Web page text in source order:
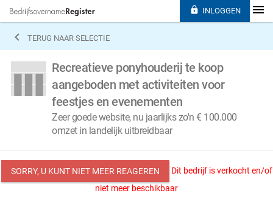
 TERUG NAAR SELECTIE
Recreatieve ponyhouderij te koop
aangeboden met activiteiten voor
feestjes en evenementen
Zeer goede website, nu jaarlijks zo'n € 100.000
omzet in landelijk uitbreidbaar
SORRY, U KUNT NIET MEER REAGEREN
Dit bedrijf is verkocht en/of
niet meer beschikbaar
 INLOGGEN